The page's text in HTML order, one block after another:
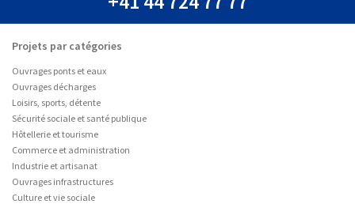
Projets par catégories
Ouvrages ponts et eaux
Ouvrages décharges
Loisirs, sports, détente
Sécurité sociale et santé publique
Hôtellerie et tourisme
Commerce et administration
Industrie et artisanat
Ouvrages infrastructures
Culture et vie sociale